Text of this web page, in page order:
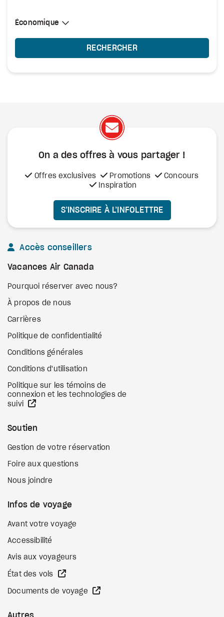
Sélectionner une cabine
Économique
Économique
RECHERCHER
On a des offres à vous partager !
Offres exclusives Promotions
Concours
Inspiration
S’INSCRIRE À L’INFOLETTRE
Accès conseillers
Vacances Air Canada
Pourquoi réserver avec nous?
À propos de nous
Carrières
Politique de confidentialité
Conditions générales
Conditions d'utilisation
Politique sur les témoins de
connexion et les technologies de
suivi
Soutien
Gestion de votre réservation
Foire aux questions
Nous joindre
Infos de voyage
Avant votre voyage
Accessibilité
Avis aux voyageurs
État des vols
Documents de voyage